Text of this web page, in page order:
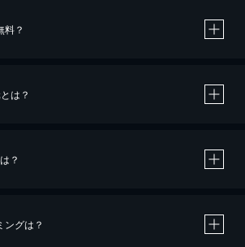
料？
は？
クレジットカード決済による作品の購入 / レンタルです。
よる作品の購入 / レンタルは、20％のポイント還元です。
？
ングは？